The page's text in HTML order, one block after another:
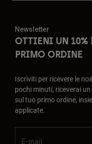
Newsletter
OTTIENI UN 10%
PRIMO ORDINE
Iscriviti per ricevere le
pochi minuti, riceverai
sul tuo primo ordine,
applicate.